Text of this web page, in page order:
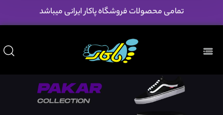
تمامی محصولات فروشگاه پاکار ایرانی میباشد